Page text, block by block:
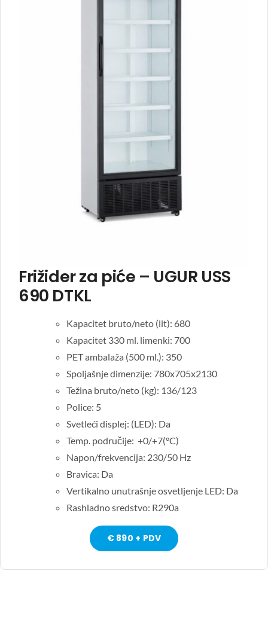
Frižider za piće – UGUR USS
690 DTKL
Kapacitet bruto/neto (lit): 680
Kapacitet 330 ml. limenki: 700
PET ambalaža (500 ml.): 350
Spoljašnje dimenzije: 780x705x2130
Težina bruto/neto (kg): 136/123
Police: 5
Svetleći displej: (LED): Da
Temp. područije: +0/+7(°C)
Napon/frekvencija: 230/50 Hz
Bravica: Da
Vertikalno unutrašnje osvetljenje LED: Da
Rashladno sredstvo: R290a
€ 890 + PDV